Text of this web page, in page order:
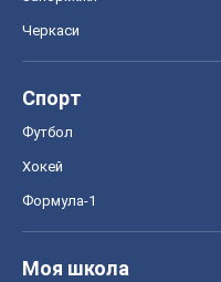
Черкаси
Спорт
Футбол
Хокей
Формула-1
Моя школа